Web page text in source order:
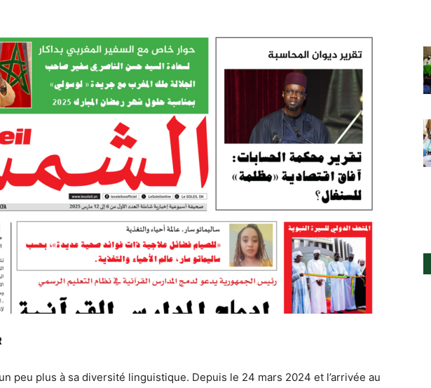
peu plus à sa diversité linguistique. Depuis le 24 mars 2024 et l’arrivée au